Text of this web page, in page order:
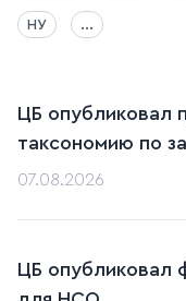
НУ ...
ЦБ опубликовал
таксономию по
07.08.2026
ЦБ опубликовал